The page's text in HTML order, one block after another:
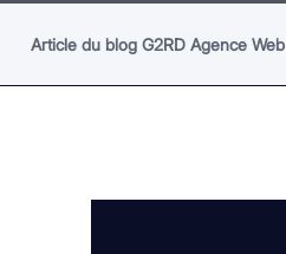
Article du blog G2RD Agence Web